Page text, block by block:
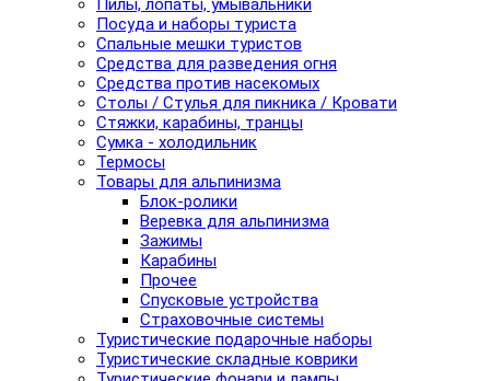
Пилы, лопаты, умывальники
Посуда и наборы туриста
Спальные мешки туристов
Средства для разведения огня
Средства против насекомых
Столы / Стулья для пикника / Кровати
Стяжки, карабины, транцы
Сумка - холодильник
Термосы
Товары для альпинизма
Блок-ролики
Веревка для альпинизма
Зажимы
Карабины
Прочее
Спусковые устройства
Страховочные системы
Туристические подарочные наборы
Туристические складные коврики